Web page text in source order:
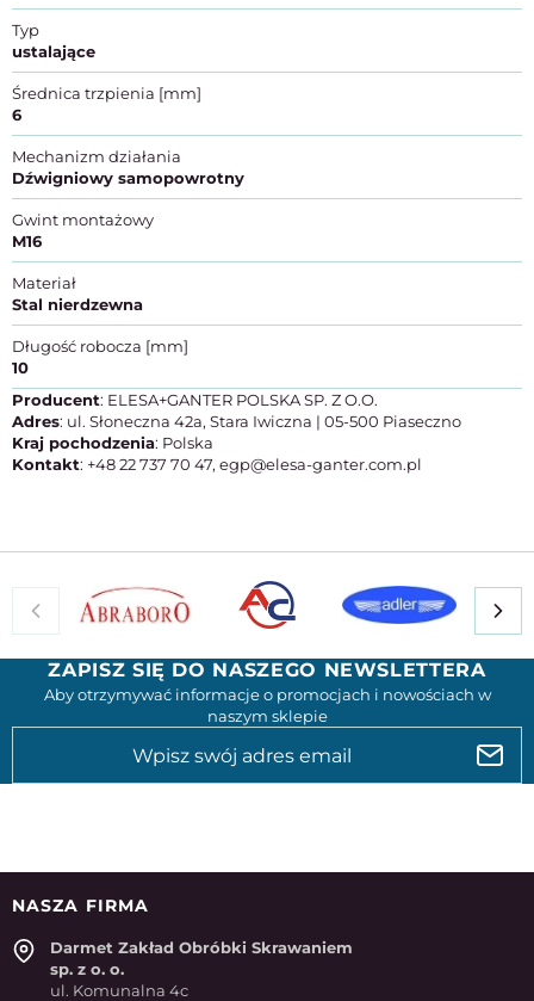
Typ
ustalające
Średnica trzpienia [mm]
6
Mechanizm działania
Dźwigniowy samopowrotny
Gwint montażowy
M16
Materiał
Stal nierdzewna
Długość robocza [mm]
10
Producent: ELESA+GANTER POLSKA SP. Z O.O.
Adres: ul. Słoneczna 42a, Stara Iwiczna | 05-500 Piaseczno
Kraj pochodzenia: Polska
Kontakt: +48 22 737 70 47, egp@elesa-ganter.com.pl
ZAPISZ SIĘ DO NASZEGO NEWSLETTERA
Aby otrzymywać informacje o promocjach i nowościach w
naszym sklepie
NASZA FIRMA
Darmet Zakład Obróbki Skrawaniem
sp. z o. o.
ul. Komunalna 4c